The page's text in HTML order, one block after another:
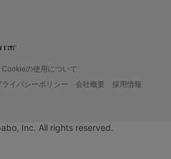
Cookieの使用について
ライバシーポリシー 会社概要
採用情報
Inc. All rights reserved.